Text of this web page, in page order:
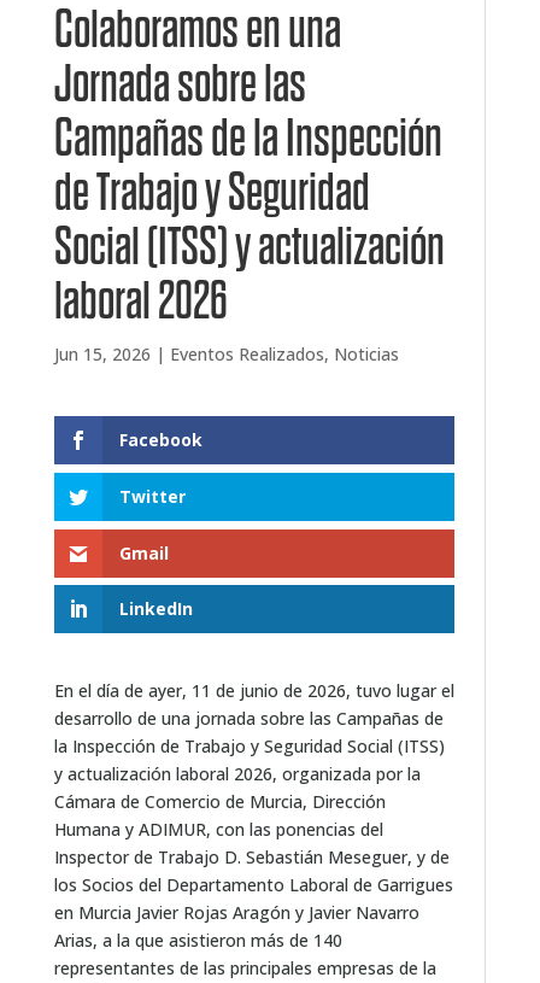
Colaboramos en una
Jornada sobre las
Campañas de la Inspección
de Trabajo y Seguridad
Social (ITSS) y actualización
laboral 2026
Jun 15, 2026 | Eventos Realizados, Noticias
Facebook
Twitter
Gmail
LinkedIn
En el día de ayer, 11 de junio de 2026, tuvo lugar el
desarrollo de una jornada sobre las Campañas de
la Inspección de Trabajo y Seguridad Social (ITSS)
y actualización laboral 2026, organizada por la
Cámara de Comercio de Murcia, Dirección
Humana y ADIMUR, con las ponencias del
Inspector de Trabajo D. Sebastián Meseguer, y de
los Socios del Departamento Laboral de Garrigues
en Murcia Javier Rojas Aragón y Javier Navarro
Arias, a la que asistieron más de 140
representantes de las principales empresas de la